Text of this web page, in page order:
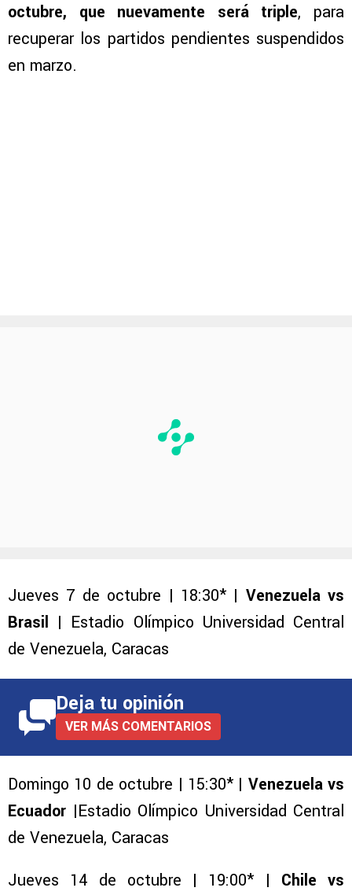
octubre, que nuevamente será triple, para
recuperar los partidos pendientes suspendidos
en marzo.
Jueves 7 de octubre | 18:30* | Venezuela vs
Brasil | Estadio Olímpico Universidad Central
de Venezuela, Caracas
Deja tu opinión
VER MÁS COMENTARIOS
Domingo 10 de octubre | 15:30* | Venezuela vs
Ecuador |Estadio Olímpico Universidad Central
de Venezuela, Caracas
Jueves 14 de octubre | 19:00* | Chile vs